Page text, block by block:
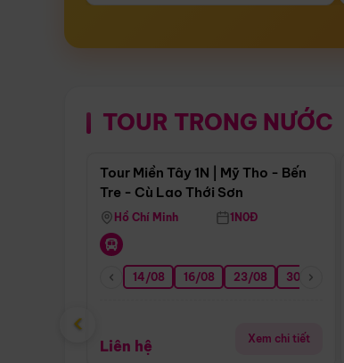
TOUR TRONG NƯỚC
Điểm nổi bật
Tour Miền Tây 1N | Mỹ Tho - Bến
Tre - Cù Lao Thới Sơn
Hồ Chí Minh 1N0Đ
14/08 16/08 23/08 30/08
Liên hệ Xem chi tiết
‹